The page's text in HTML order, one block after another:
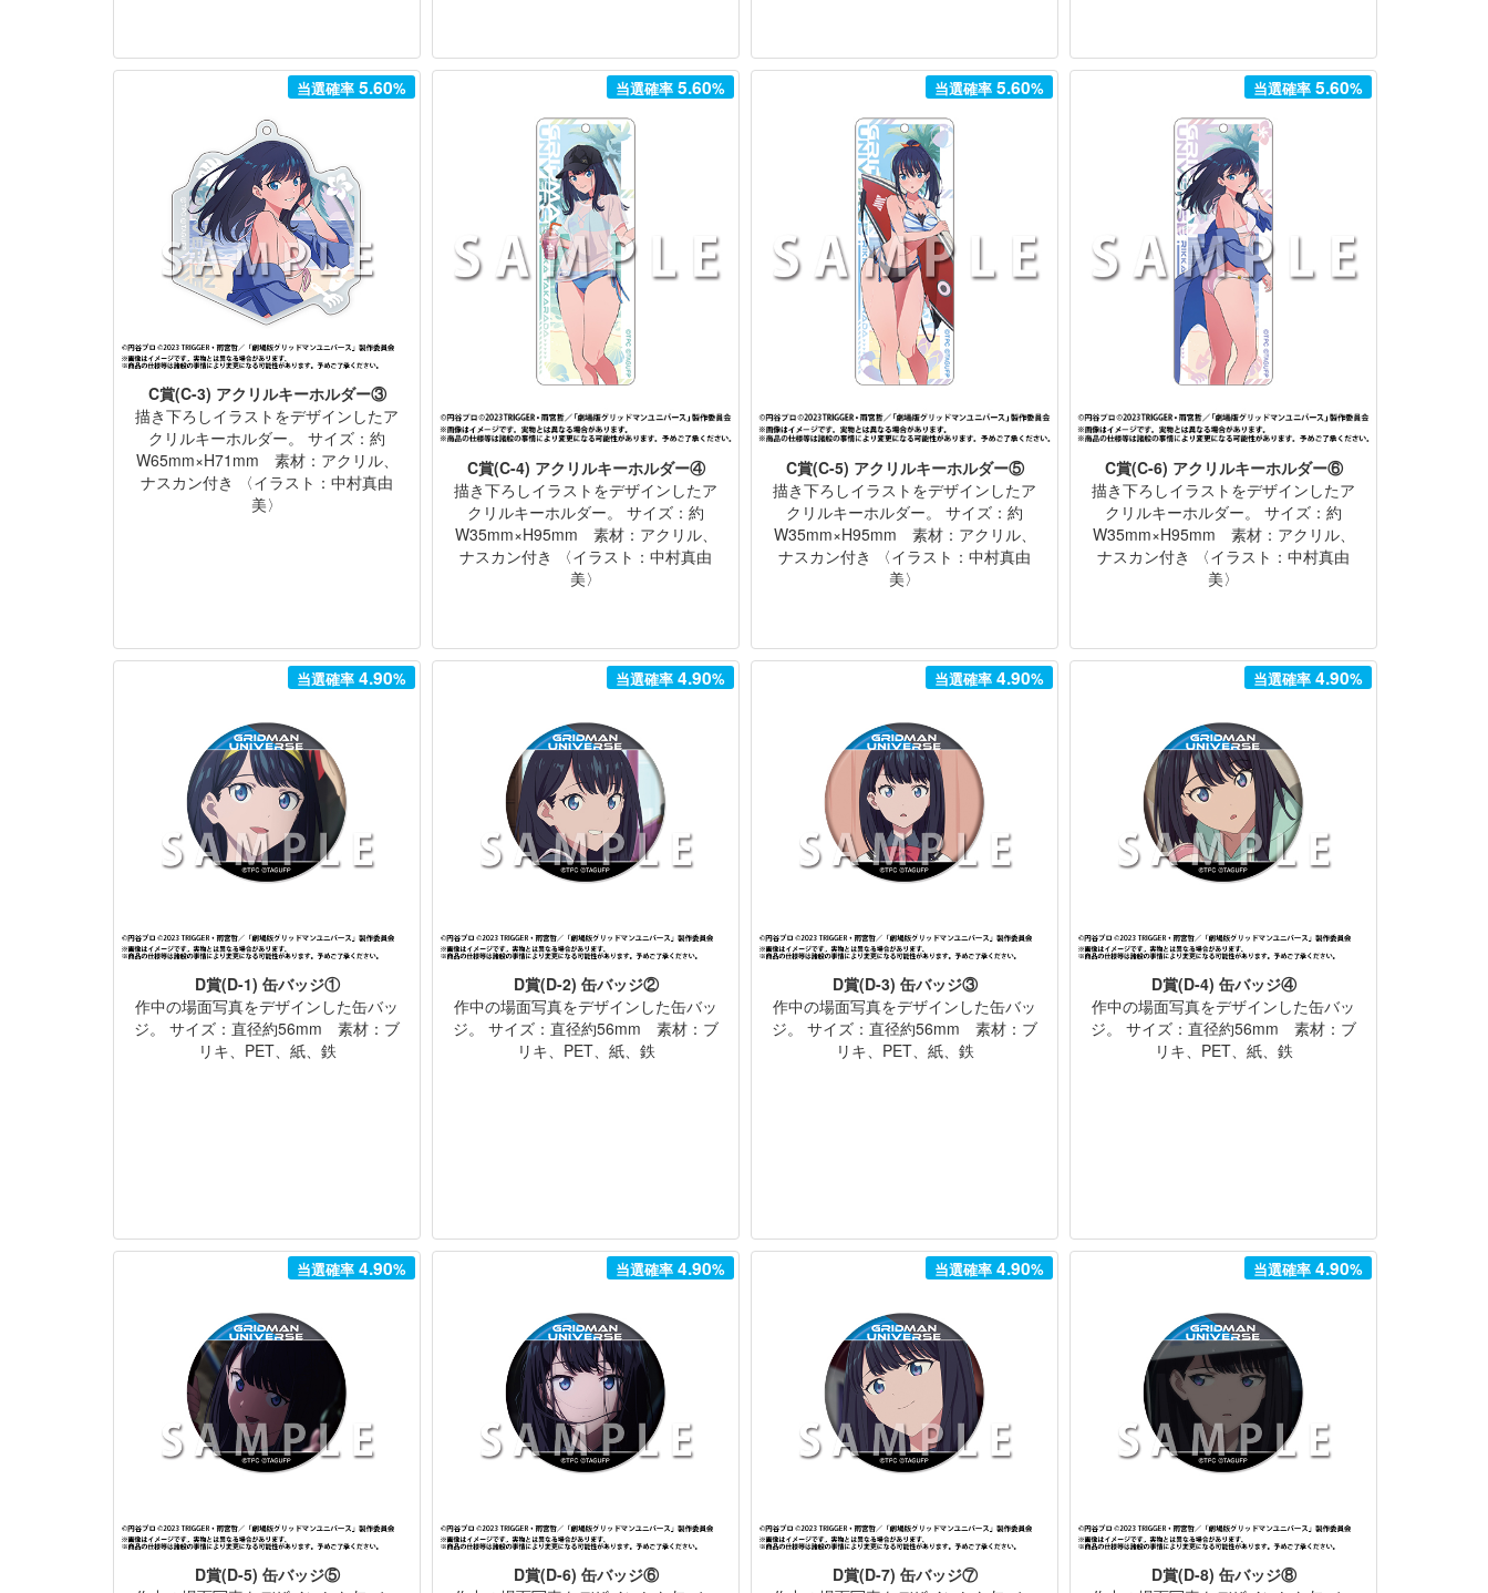
当選確率5.60%
C賞(C-3) アクリルキーホルダー③
描き下ろしイラストをデザインしたア
クリルキーホルダー。 サイズ：約
W65mm×H71mm 素材：アクリル、
ナスカン付き 〈イラスト：中村真由
美〉
当選確率5.60%
C賞(C-4) アクリルキーホルダー④
描き下ろしイラストをデザインしたア
クリルキーホルダー。 サイズ：約
W35mm×H95mm 素材：アクリル、
ナスカン付き 〈イラスト：中村真由
美〉
当選確率5.60%
C賞(C-5) アクリルキーホルダー⑤
描き下ろしイラストをデザインしたア
クリルキーホルダー。 サイズ：約
W35mm×H95mm 素材：アクリル、
ナスカン付き 〈イラスト：中村真由
美〉
当選確率5.60%
C賞(C-6) アクリルキーホルダー⑥
描き下ろしイラストをデザインしたア
クリルキーホルダー。 サイズ：約
W35mm×H95mm 素材：アクリル、
ナスカン付き 〈イラスト：中村真由
美〉
当選確率4.90%
D賞(D-1) 缶バッジ①
作中の場面写真をデザインした缶バッ
ジ。 サイズ：直径約56mm 素材：ブ
リキ、PET、紙、鉄
当選確率4.90%
D賞(D-2) 缶バッジ②
作中の場面写真をデザインした缶バッ
ジ。 サイズ：直径約56mm 素材：ブ
リキ、PET、紙、鉄
当選確率4.90%
D賞(D-3) 缶バッジ③
作中の場面写真をデザインした缶バッ
ジ。 サイズ：直径約56mm 素材：ブ
リキ、PET、紙、鉄
当選確率4.90%
D賞(D-4) 缶バッジ④
作中の場面写真をデザインした缶バッ
ジ。 サイズ：直径約56mm 素材：ブ
リキ、PET、紙、鉄
当選確率4.90%
D賞(D-5) 缶バッジ⑤
当選確率4.90%
D賞(D-6) 缶バッジ⑥
当選確率4.90%
D賞(D-7) 缶バッジ⑦
当選確率4.90%
D賞(D-8) 缶バッジ⑧